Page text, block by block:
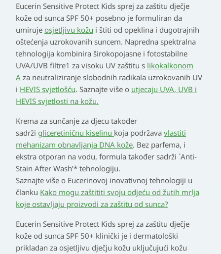
Eucerin Sensitive Protect Kids sprej za zaštitu dječje
kože od sunca SPF 50+ posebno je formuliran da
umiruje osjetljivu kožu i štiti od opeklina i dugotrajnih
oštećenja uzrokovanih suncem. Napredna spektralna
tehnologija kombinira širokopojasne i fotostabilne
UVA/UVB filtre1 za visoku UV zaštitu s likokalkonom
A za neutraliziranje slobodnih radikala uzrokovanih UV
i HEVIS svjetlošću. Saznajte više o utjecaju UVA, UVB i
HEVIS svjetlosti na kožu.
Krema za sunčanje za djecu također
sadrži gliceretiničnu kiselinu koja podržava vlastiti
mehanizam obnavljanja DNA kože. Bez parfema, i
ekstra otporan na vodu, formula također sadrži `Anti-
Stain After Wash’* tehnologiju.
Saznajte više o Eucerinovoj inovativnoj tehnologiji u
članku Kako mogu zaštititi svoju odjeću od žutih mrlja
koje ostavljaju proizvodi za zaštitu od sunca?
Eucerin Sensitive Protect Kids sprej za zaštitu dječje
kože od sunca SPF 50+ klinički je i dermatološki
prikladan za osjetljivu dječju kožu uključujući kožu